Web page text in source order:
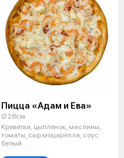
Пицца «Адам и Ева»
Ø 28см
Креветки, цыплёнок, маслины,
томаты, сыр моцарелла, соус
белый